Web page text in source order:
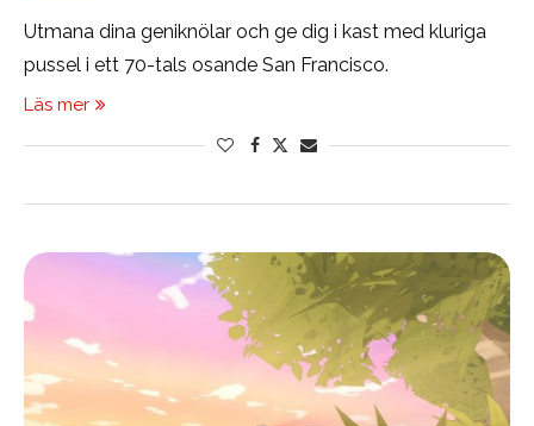
Utmana dina geniknölar och ge dig i kast med kluriga
pussel i ett 70-tals osande San Francisco.
Läs mer